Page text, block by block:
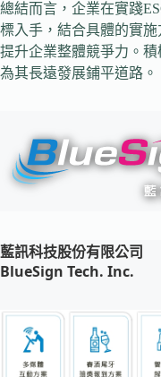
總結而言，企業在實踐
標入手，結合具體的實
提升企業整體競爭力。
為其長遠發展鋪平道路。
藍訊科技股份有限公司
BlueSign Tech. Inc.